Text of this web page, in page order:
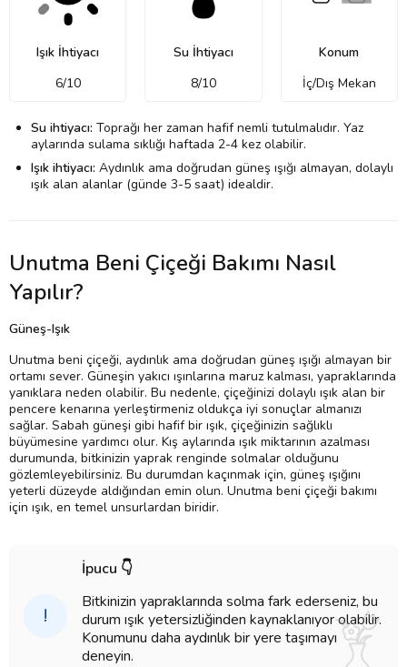
Işık İhtiyacı
6/10
Su İhtiyacı
8/10
Konum
İç/Dış Mekan
Su ihtiyacı: Toprağı her zaman hafif nemli tutulmalıdır. Yaz
aylarında sulama sıklığı haftada 2-4 kez olabilir.
Işık ihtiyacı: Aydınlık ama doğrudan güneş ışığı almayan, dolaylı
ışık alan alanlar (günde 3-5 saat) idealdir.
Unutma Beni Çiçeği Bakımı Nasıl
Yapılır?
Güneş-Işık
Unutma beni çiçeği, aydınlık ama doğrudan güneş ışığı almayan bir
ortamı sever. Güneşin yakıcı ışınlarına maruz kalması, yapraklarında
yanıklara neden olabilir. Bu nedenle, çiçeğinizi dolaylı ışık alan bir
pencere kenarına yerleştirmeniz oldukça iyi sonuçlar almanızı
sağlar. Sabah güneşi gibi hafif bir ışık, çiçeğinizin sağlıklı
büyümesine yardımcı olur. Kış aylarında ışık miktarının azalması
durumunda, bitkinizin yaprak renginde solmalar olduğunu
gözlemleyebilirsiniz. Bu durumdan kaçınmak için, güneş ışığını
yeterli düzeyde aldığından emin olun. Unutma beni çiçeği bakımı
için ışık, en temel unsurlardan biridir.
!
İpucu 👇
Bitkinizin yapraklarında solma fark ederseniz, bu
durum ışık yetersizliğinden kaynaklanıyor olabilir.
Konumunu daha aydınlık bir yere taşımayı
deneyin.